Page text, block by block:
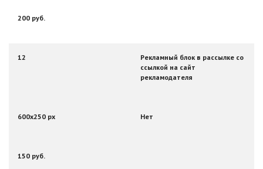
200 руб.
12
Рекламный блок в рассылке со
ссылкой на сайт
рекламодателя
600х250 px Нет
150 руб.